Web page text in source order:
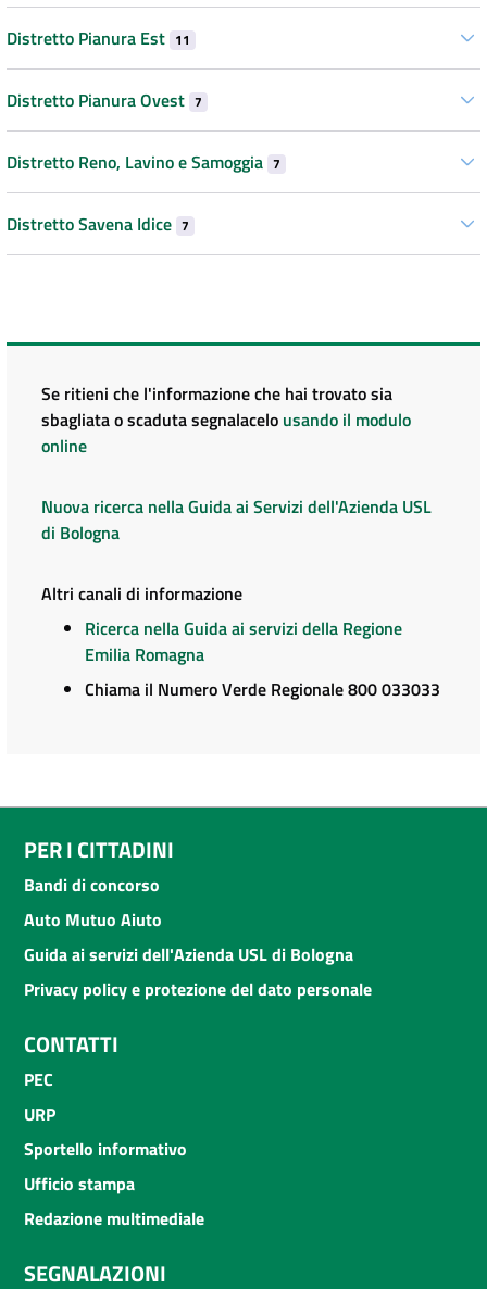
Distretto Pianura Est 11
Distretto Pianura Ovest 7
Distretto Reno, Lavino e Samoggia 7
Distretto Savena Idice 7
Se ritieni che l'informazione che hai trovato sia
sbagliata o scaduta segnalacelo usando il modulo
online
Nuova ricerca nella Guida ai Servizi dell'Azienda USL
di Bologna
Altri canali di informazione
Ricerca nella Guida ai servizi della Regione
Emilia Romagna
Chiama il Numero Verde Regionale 800 033033
PER I CITTADINI
Bandi di concorso
Auto Mutuo Aiuto
Guida ai servizi dell'Azienda USL di Bologna
Privacy policy e protezione del dato personale
CONTATTI
PEC
URP
Sportello informativo
Ufficio stampa
Redazione multimediale
SEGNALAZIONI